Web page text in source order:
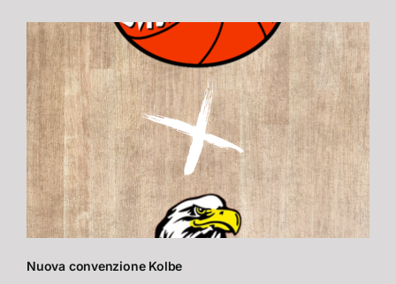
Nuova convenzione Kolbe